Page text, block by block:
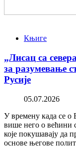
Књиге
„Лисац са
за разумевање
Русије
05.07.2026
У времену када се
више него о већини
које покушавају да
основе његове